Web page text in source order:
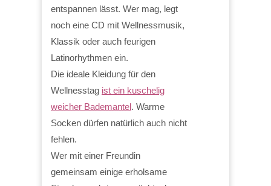
entspannen lässt. Wer mag, legt
noch eine CD mit Wellnessmusik,
Klassik oder auch feurigen
Latinorhythmen ein.
Die ideale Kleidung für den
Wellnesstag ist ein kuschelig
weicher Bademantel. Warme
Socken dürfen natürlich auch nicht
fehlen.
Wer mit einer Freundin
gemeinsam einige erholsame